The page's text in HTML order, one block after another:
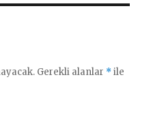
Gerekli alanlar *ile